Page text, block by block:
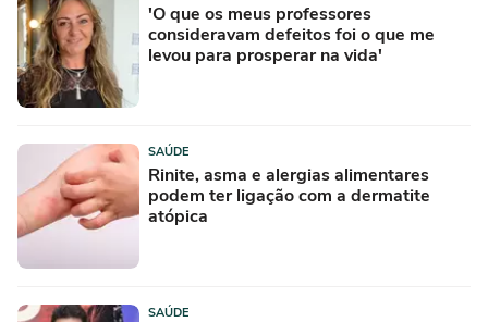
'O que os meus professores
consideravam defeitos foi o que me
levou para prosperar na vida'
SAÚDE
Rinite, asma e alergias alimentares
podem ter ligação com a dermatite
atópica
SAÚDE